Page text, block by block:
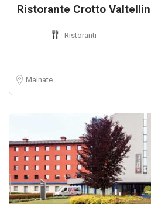
Ristorante Crotto
Ristoranti
Malnate